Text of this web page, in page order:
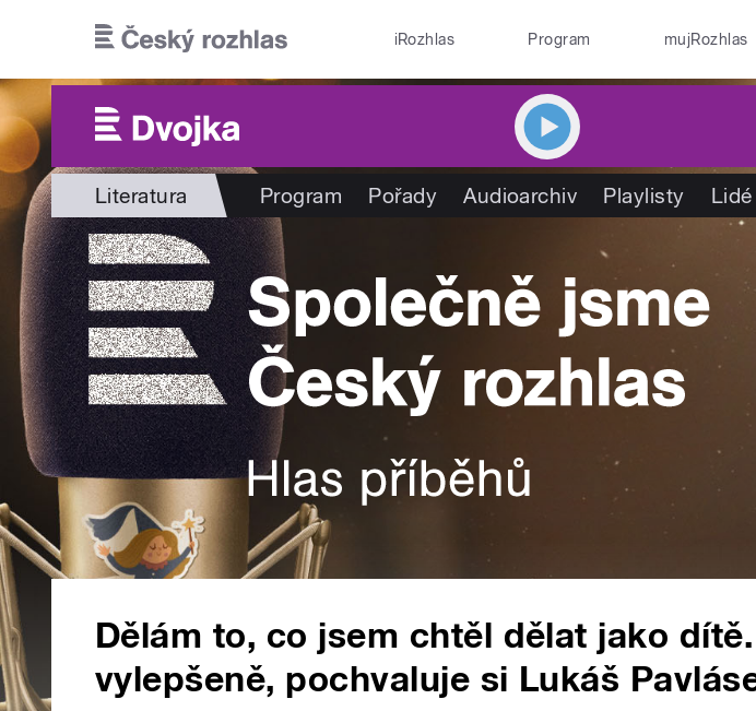
iRozhlas Program mujRozhlas
Literatura Program Pořady Audioarchiv Playlisty Lidé
Dělám to, co jsem chtěl dělat jako
vylepšeně, pochvaluje si Lukáš